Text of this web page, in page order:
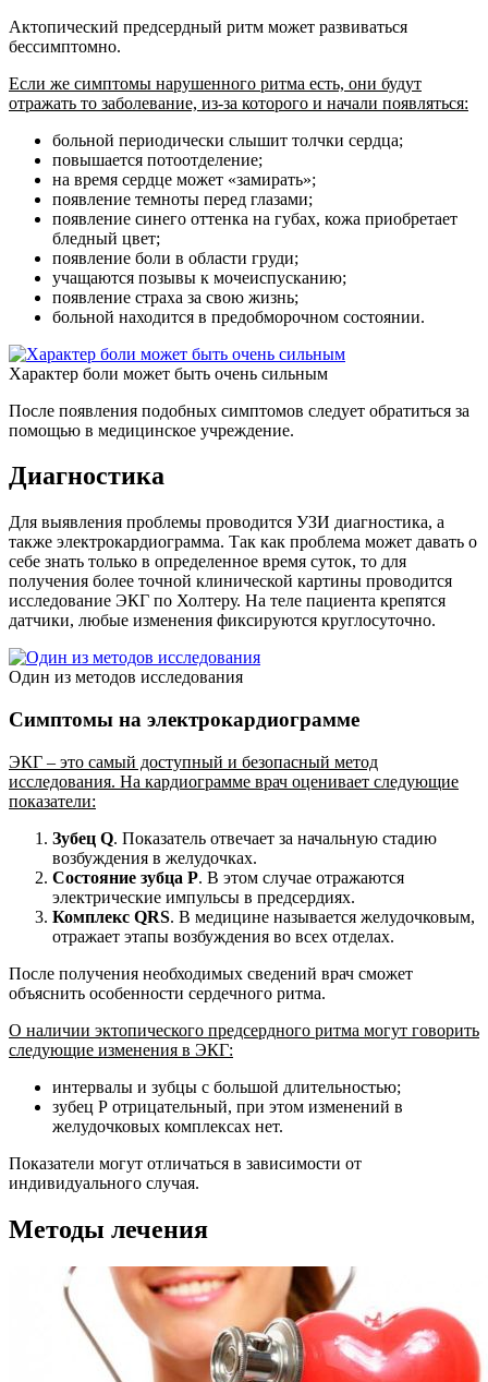
Актопический предсердный ритм может развиваться
бессимптомно.
Если же симптомы нарушенного ритма есть, они будут
отражать то заболевание, из-за которого и начали появляться:
больной периодически слышит толчки сердца;
повышается потоотделение;
на время сердце может «замирать»;
появление темноты перед глазами;
появление синего оттенка на губах, кожа приобретает
бледный цвет;
появление боли в области груди;
учащаются позывы к мочеиспусканию;
появление страха за свою жизнь;
больной находится в предобморочном состоянии.
Характер боли может быть очень сильным
После появления подобных симптомов следует обратиться за
помощью в медицинское учреждение.
Диагностика
Для выявления проблемы проводится УЗИ диагностика, а
также электрокардиограмма. Так как проблема может давать о
себе знать только в определенное время суток, то для
получения более точной клинической картины проводится
исследование ЭКГ по Холтеру. На теле пациента крепятся
датчики, любые изменения фиксируются круглосуточно.
Один из методов исследования
Симптомы на электрокардиограмме
ЭКГ – это самый доступный и безопасный метод
исследования. На кардиограмме врач оценивает следующие
показатели:
Зубец Q. Показатель отвечает за начальную стадию
возбуждения в желудочках.
Состояние зубца Р. В этом случае отражаются
электрические импульсы в предсердиях.
Комплекс QRS. В медицине называется желудочковым,
отражает этапы возбуждения во всех отделах.
После получения необходимых сведений врач сможет
объяснить особенности сердечного ритма.
О наличии эктопического предсердного ритма могут говорить
следующие изменения в ЭКГ:
интервалы и зубцы с большой длительностью;
зубец Р отрицательный, при этом изменений в
желудочковых комплексах нет.
Показатели могут отличаться в зависимости от
индивидуального случая.
Методы лечения